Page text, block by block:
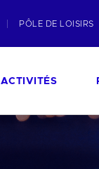
PÔLE DE LOISIRS
ACTIVITÉS